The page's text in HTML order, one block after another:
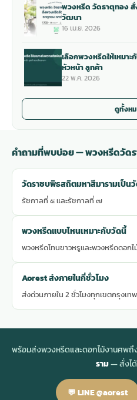
พวงหรีด วัดธาตุทอง
วัฒนา
16 เม.ย. 2026
เลือกพวงหรีดให้เหมา
หัวหน้า ลูกค้า
22 พ.ค. 2026
ดูทั้งห
คำถามที่พบบ่อย — พวงหรีดวัด
วัดราชบพิธสถิตมหาสีมารามเป็นวั
รัชกาลที่ ๕ และรัชกาลที่ ๗
พวงหรีดแบบไหนเหมาะกับวัดนี้
พวงหรีดโทนขาวหรูและพวงหรีดดอก
Aorest ส่งภายในกี่ชั่วโมง
ส่งด่วนภายใน 2 ชั่วโมงทุกเขตกรุงเท
พร้อมส่งพวงหรีดและดอกไม้งานศพถึ
ราม— สั่งไ
💬 LINE @aorest